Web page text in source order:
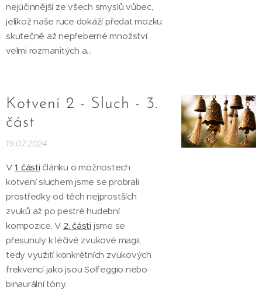
nejúčinnější ze všech smyslů vůbec,
jelikož naše ruce dokáží předat mozku
skutečně až nepřeberné množství
velmi rozmanitých a...
Kotvení 2 - Sluch - 3.
část
19.07.2024
V 1. části článku o možnostech
kotvení sluchem jsme se probrali
prostředky od těch nejprostších
zvuků až po pestré hudební
kompozice. V 2. části jsme se
přesunuly k léčivé zvukové magii,
tedy využití konkrétních zvukových
frekvencí jako jsou Solfeggio nebo
binaurální tóny.